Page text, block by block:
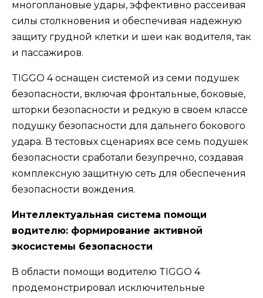
многоплановые удары, эффективно рассеивая
силы столкновения и обеспечивая надежную
защиту грудной клетки и шеи как водителя, так
и пассажиров.
TIGGO 4 оснащен системой из семи подушек
безопасности, включая фронтальные, боковые,
шторки безопасности и редкую в своем классе
подушку безопасности для дальнего бокового
удара. В тестовых сценариях все семь подушек
безопасности сработали безупречно, создавая
комплексную защитную сеть для обеспечения
безопасности вождения.
Интеллектуальная система помощи
водителю: формирование активной
экосистемы безопасности
В области помощи водителю TIGGO 4
продемонстрировал исключительные